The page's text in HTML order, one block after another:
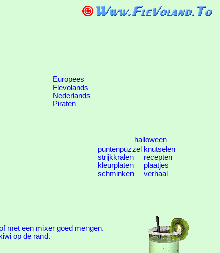
Europees
Flevolands
Nederlands
Piraten
halloween
puntenpuzzel
strijkkralen
kleurplaten
schminken
knutselen
recepten
plaatjes
verhaal
met een mixer goed mengen.
op de rand.